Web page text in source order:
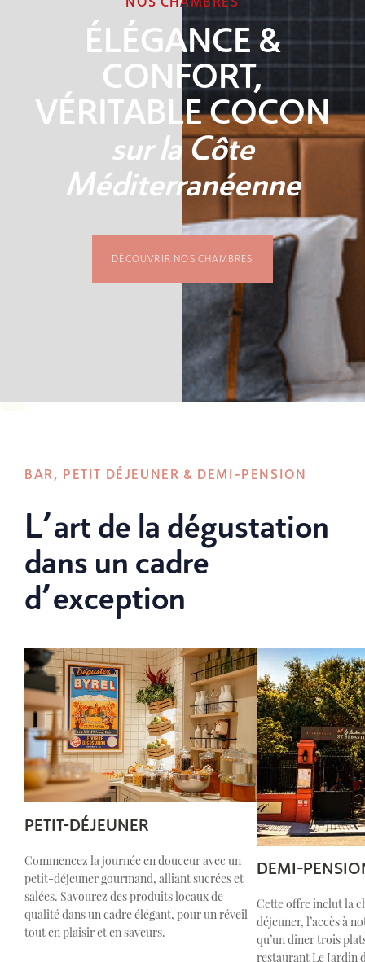
ÉLÉGANCE &
CONFORT,
VÉRITABLE COCON
sur la Côte
Méditerranéenne
DÉCOUVRIR NOS CHAMBRES
BAR, PETIT DÉJEUNER & DEMI-PENSION
L’art de la dégustation
dans un cadre
d’exception
PETIT-DÉJEUNER
Commencez la journée en douceur avec un
petit-déjeuner gourmand, alliant sucrées et
salées. Savourez des produits locaux de
qualité dans un cadre élégant, pour un réveil
tout en plaisir et en saveurs.
DEMI-
Cette offre inclut la
déjeuner, l’accès à
qu’un dîner trois
restaurant Le Jardin